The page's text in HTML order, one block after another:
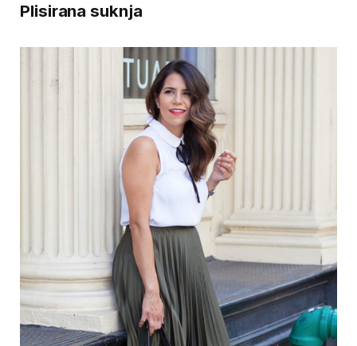
Plisirana suknja